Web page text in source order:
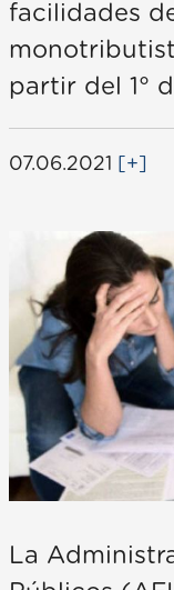
facilidades
partir del 1°
07.06.2021 [+]
La